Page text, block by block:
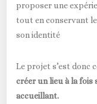
proposer une
tout en conservant
son identité
Le projet s’est donc
créer un lieu à la
accueillant.